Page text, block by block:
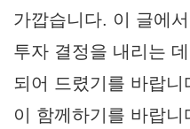
가깝습니다. 이 글에
투자 결정을 내리는
되어 드렸기를 바랍
이 함께하기를 바랍니